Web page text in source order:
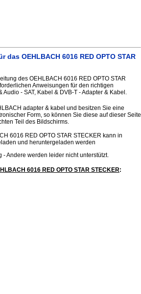
OEHLBACH 6016 RED OPTO STAR
des OEHLBACH 6016 RED OPTO STAR
Anweisungen für den richtigen
Audio - SAT, Kabel & DVB-T - Adapter & Kabel.
adapter & kabel und besitzen Sie eine
Form, so können Sie diese auf dieser Seite
Teil des Bildschirms.
6016 RED OPTO STAR STECKER kann in
und heruntergeladen werden
- Andere werden leider nicht unterstützt.
6016 RED OPTO STAR STECKER: